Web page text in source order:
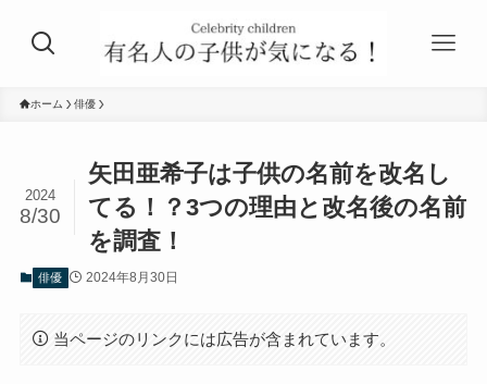
ホーム 俳優
矢田亜希子は子供の名前を改名し
てる！？3つの理由と改名後の名前
を調査！
2024
8/30
俳優 2024年8月30日
当ページのリンクには広告が含まれています。